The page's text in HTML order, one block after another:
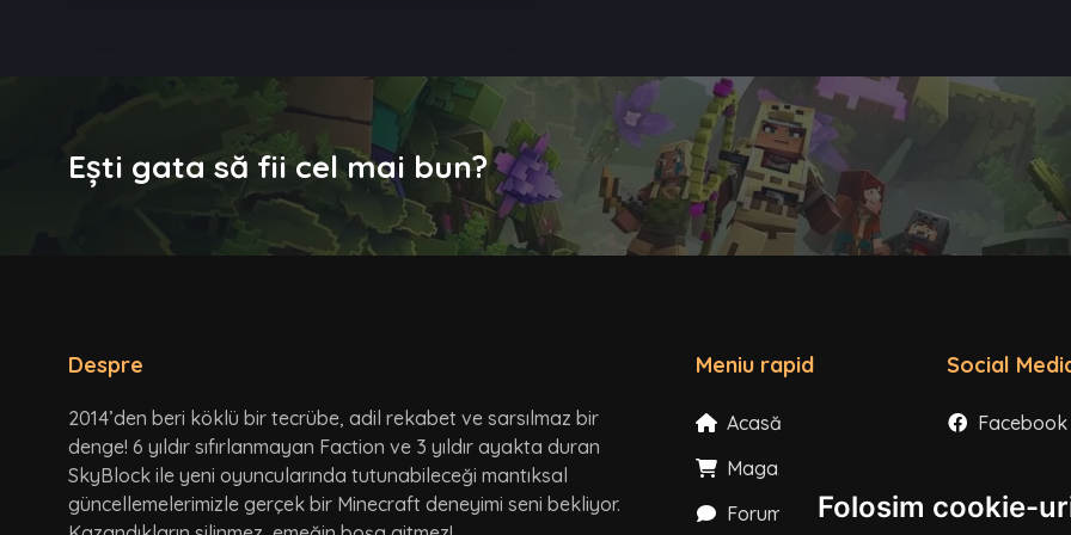
Folosim cookie-
Ești gata să fii cel mai bun?
Despre
2014’den beri köklü bir tecrübe, adil rekabet ve sarsılmaz bir
denge! 6 yıldır sıfırlanmayan Faction ve 3 yıldır ayakta duran
SkyBlock ile yeni oyuncularında tutunabileceği mantıksal
güncellemelerimizle gerçek bir Minecraft deneyimi seni bekliyor.
Meniu rapid
Acasă
Magazin
Forum
Social
Facebook
X